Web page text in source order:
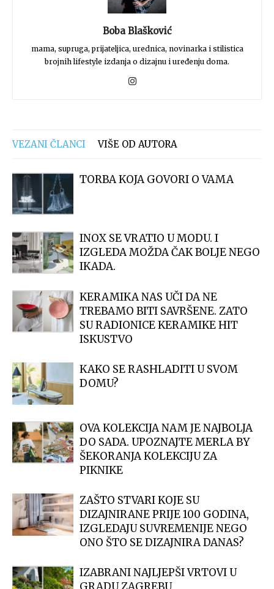
Boba Blašković
mama, supruga, prijateljica, urednica, novinarka i stilistica
brojnih lifestyle izdanja o dizajnu i uređenju doma.
VEZANI ČLANCI VIŠE OD AUTORA
TORBA KOJA GOVORI O VAMA
INOX SE VRATIO U MODU. I
IZGLEDA MOŽDA ČAK BOLJE NEGO
IKADA.
KERAMIKA NAS UČI DA NE
TREBAMO BITI SAVRŠENE. ZATO
SU RADIONICE KERAMIKE HIT
ISKUSTVO
KAKO SE RASHLADITI U SVOM
DOMU?
OVA KOLEKCIJA NAM JE NAJBOLJA
DO SADA. UPOZNAJTE MERLA BY
ŠEKORANJA KOLEKCIJU ZA
PIKNIKE
ZAŠTO STVARI KOJE SU
DIZAJNIRANE PRIJE 100 GODINA,
IZGLEDAJU SUVREMENIJE NEGO
ONO ŠTO SE DIZAJNIRA DANAS?
IZABRANI NAJLJEPŠI VRTOVI U